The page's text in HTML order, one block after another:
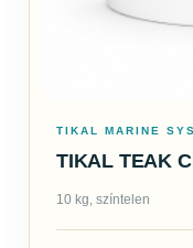
TIKAL MARINE
TIKAL TEAK
10 kg, színtelen